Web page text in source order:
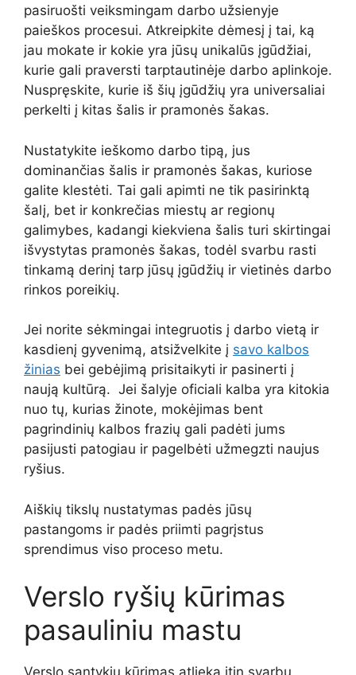
pasiruošti veiksmingam darbo užsienyje
paieškos procesui. Atkreipkite dėmesį į tai, ką
jau mokate ir kokie yra jūsų unikalūs įgūdžiai,
kurie gali praversti tarptautinėje darbo aplinkoje.
Nuspręskite, kurie iš šių įgūdžių yra universaliai
perkelti į kitas šalis ir pramonės šakas.
Nustatykite ieškomo darbo tipą, jus
dominančias šalis ir pramonės šakas, kuriose
galite klestėti. Tai gali apimti ne tik pasirinktą
šalį, bet ir konkrečias miestų ar regionų
galimybes, kadangi kiekviena šalis turi skirtingai
išvystytas pramonės šakas, todėl svarbu rasti
tinkamą derinį tarp jūsų įgūdžių ir vietinės darbo
rinkos poreikių.
Jei norite sėkmingai integruotis į darbo vietą ir
kasdienį gyvenimą, atsižvelkite į savo kalbos
žinias bei gebėjimą prisitaikyti ir pasinerti į
naują kultūrą. Jei šalyje oficiali kalba yra kitokia
nuo tų, kurias žinote, mokėjimas bent
pagrindinių kalbos frazių gali padėti jums
pasijusti patogiau ir pagelbėti užmegzti naujus
ryšius.
Aiškių tikslų nustatymas padės jūsų
pastangoms ir padės priimti pagrįstus
sprendimus viso proceso metu.
Verslo ryšių kūrimas
pasauliniu mastu